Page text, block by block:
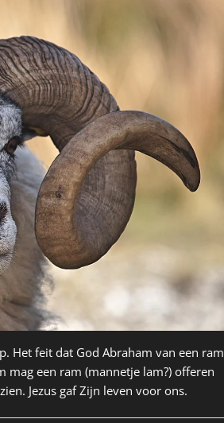
Het feit dat God Abraham van een ram
mag een ram (mannetje lam?) offeren
Jezus gaf Zijn leven voor ons.